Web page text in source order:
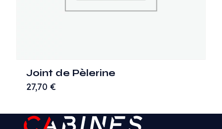
Joint de Pèlerine
27,70 €